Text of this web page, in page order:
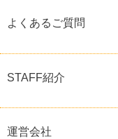
よくあるご質問
STAFF紹介
運営会社